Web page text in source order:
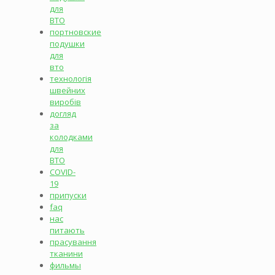
для
ВТО
портновские
подушки
для
вто
технологія
швейних
виробів
догляд
за
колодками
для
ВТО
COVID-
19
припуски
faq
нас
питають
прасування
тканини
фильмы